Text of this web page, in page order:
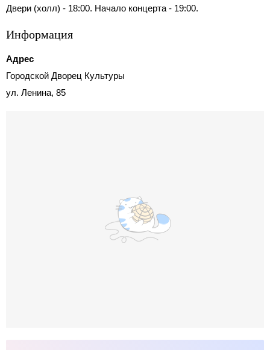
Двери (холл) - 18:00. Начало концерта - 19:00.
Информация
Адрес
Городской Дворец Культуры
ул. Ленина, 85